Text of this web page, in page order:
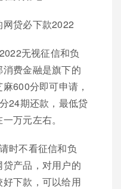
贷必下款2022
无视征信和负
费金融是旗下的
600分即可申请，
24期还款，最低贷
万元左右。
时不看征信和负
产品，对用户的
下款，可以给用